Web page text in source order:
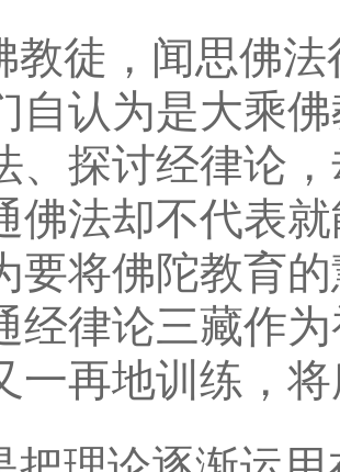
教徒，闻思佛
自认为是大乘
、探讨经律论
佛法却不代表
要将佛陀教育
经律论三藏作
一再地训练，